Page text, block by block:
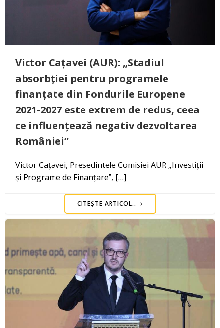
Victor Cațavei (AUR): „Stadiul
absorbției pentru programele
finanțate din Fondurile Europene
2021-2027 este extrem de redus, ceea
ce influențează negativ dezvoltarea
României”
Victor Cațavei, Presedintele Comisiei AUR „Investiții
și Programe de Finanțare”, […]
CITEȘTE ARTICOL..